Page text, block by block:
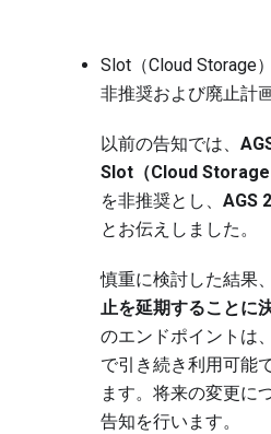
Slot（Cloud Storage
非推奨および廃止計
以前の告知では、
Slot（Cloud Storage
を非推奨とし、 AGS
とお伝えしました。
慎重に検討した結果、
止を延期することに
のエンドポイントは
で引き続き利用可能
ます。将来の変更に
告知を行います。